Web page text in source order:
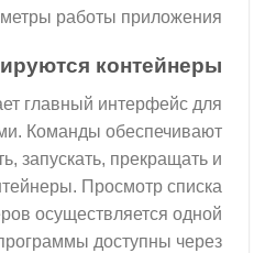
работы приложения.
контейнеры
главный интерфейс для
Команды обеспечивают
запускать, прекращать и
Просмотр списка
осуществляется одной
доступны через